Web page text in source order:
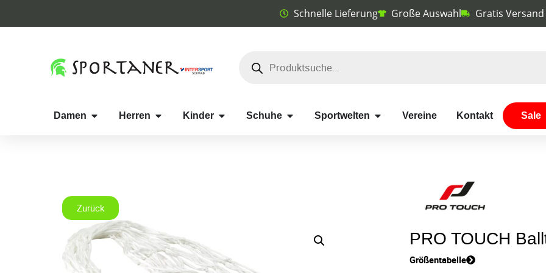
Schnelle Lieferung Große Auswahl Gratis
Damen Herren Kinder Schuhe Sportwelten Vereine Kontakt Sale
Zurück
PRO TOUCH
Größentabelle